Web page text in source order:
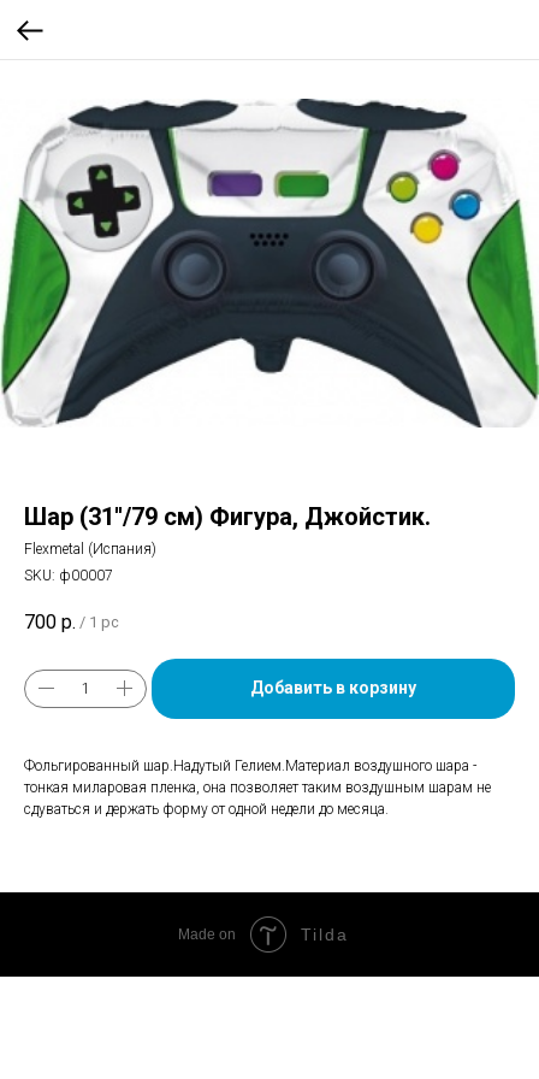
Шар (31''/79 см) Фигура, Джойстик.
Flexmetal (Испания)
SKU: ф00007
700 р. / 1 pc
Добавить в корзину
Фольгированный шар.Надутый Гелием.Материал воздушного шара -
тонкая миларовая пленка, она позволяет таким воздушным шарам не
сдуваться и держать форму от одной недели до месяца.
Made on Tilda